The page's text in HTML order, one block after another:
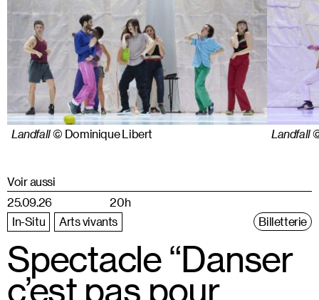
Landfall© Dominique Libert Landfall
Voir aussi
25.09.26
20h
In-Situ
Arts vivants Billetterie
Spectacle “Danser
c’est pas pour